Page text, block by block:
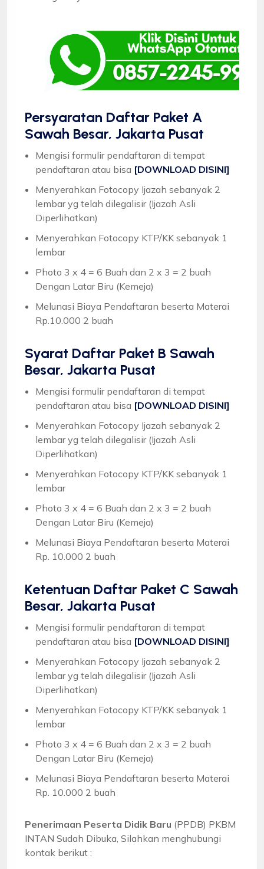
Persyaratan Daftar Paket A
Sawah Besar, Jakarta Pusat
Mengisi formulir pendaftaran di tempat
pendaftaran atau bisa [DOWNLOAD DISINI]
Menyerahkan Fotocopy Ijazah sebanyak 2
lembar yg telah dilegalisir (Ijazah Asli
Diperlihatkan)
Menyerahkan Fotocopy KTP/KK sebanyak 1
lembar
Photo 3 x 4 = 6 Buah dan 2 x 3 = 2 buah
Dengan Latar Biru (Kemeja)
Melunasi Biaya Pendaftaran beserta Materai
Rp.10.000 2 buah
Syarat Daftar Paket B Sawah
Besar, Jakarta Pusat
Mengisi formulir pendaftaran di tempat
pendaftaran atau bisa [DOWNLOAD DISINI]
Menyerahkan Fotocopy Ijazah sebanyak 2
lembar yg telah dilegalisir (Ijazah Asli
Diperlihatkan)
Menyerahkan Fotocopy KTP/KK sebanyak 1
lembar
Photo 3 x 4 = 6 Buah dan 2 x 3 = 2 buah
Dengan Latar Biru (Kemeja)
Melunasi Biaya Pendaftaran beserta Materai
Rp. 10.000 2 buah
Ketentuan Daftar Paket C Sawah
Besar, Jakarta Pusat
Mengisi formulir pendaftaran di tempat
pendaftaran atau bisa [DOWNLOAD DISINI]
Menyerahkan Fotocopy Ijazah sebanyak 2
lembar yg telah dilegalisir (Ijazah Asli
Diperlihatkan)
Menyerahkan Fotocopy KTP/KK sebanyak 1
lembar
Photo 3 x 4 = 6 Buah dan 2 x 3 = 2 buah
Dengan Latar Biru (Kemeja)
Melunasi Biaya Pendaftaran beserta Materai
Rp. 10.000 2 buah
Penerimaan Peserta Didik Baru (PPDB) PKBM
INTAN Sudah Dibuka, Silahkan menghubungi
kontak berikut :